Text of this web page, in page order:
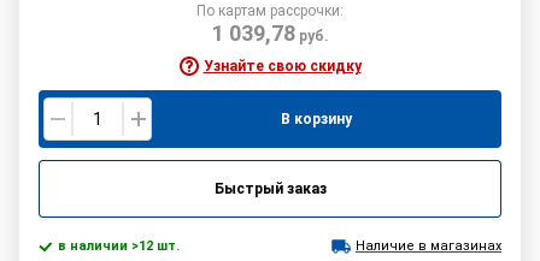
По картам рассрочки:
1 039,78руб.
Узнайте свою скидку
В корзину
Быстрый заказ
в наличии >12 шт. Наличие в магазинах